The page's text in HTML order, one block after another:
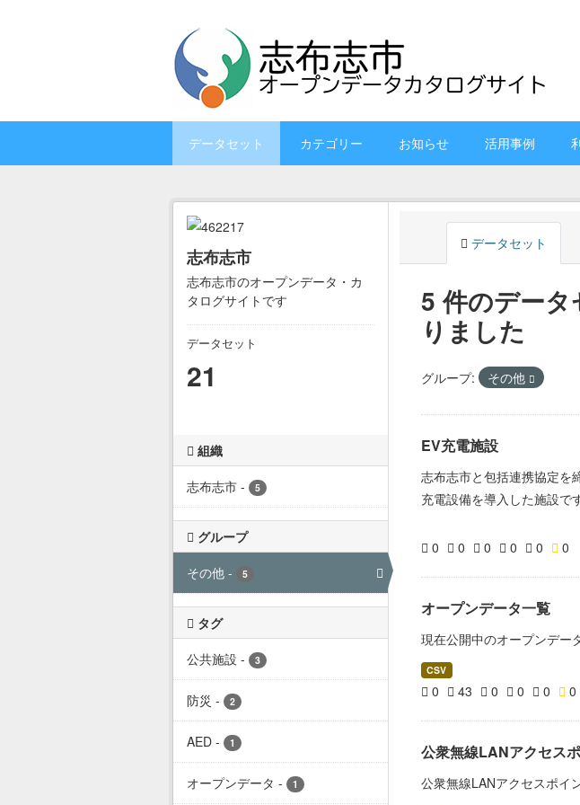
データセット カテゴリー お知らせ 活用事例
志布志市
志布志市のオープンデータ・カ
タログサイトです
データセット
21
組織
志布志市 - 5
グループ
その他 - 5
タグ
公共施設 - 3
防災 - 2
AED - 1
オープンデータ - 1
データセット
5 件のデー
りました
グループ: その他
EV充電施設
志布志市と包括連携協定を
充電設備を導入した施設で
0 0 0 0 0 0
オープンデータ一覧
現在公開中のオープンデー
CSV
0 43 0 0 0 0
公衆無線LANアクセス
公衆無線LANアクセスポイ